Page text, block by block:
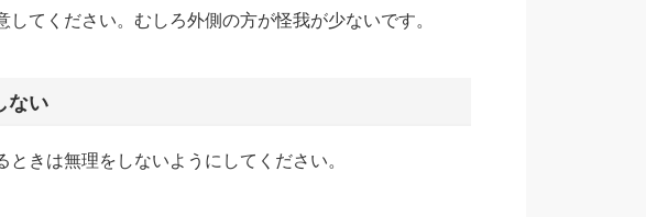
てください。むしろ外側の方が怪我が少ないです。
ない
きは無理をしないようにしてください。